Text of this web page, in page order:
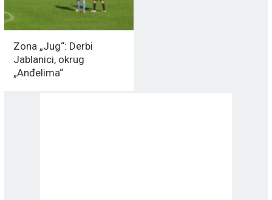
Zona „Jug“: Derbi
Jablanici, okrug
„Anđelima“